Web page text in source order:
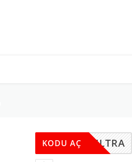
URAULTRA
KODU AÇ